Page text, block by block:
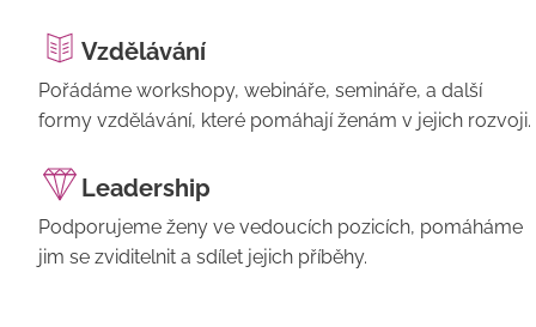
Vzdělávání
Pořádáme workshopy, webináře, semináře, a další
formy vzdělávání, které pomáhají ženám v jejich rozvoji.
Leadership
Podporujeme ženy ve vedoucích pozicích, pomáháme
jim se zviditelnit a sdílet jejich příběhy.